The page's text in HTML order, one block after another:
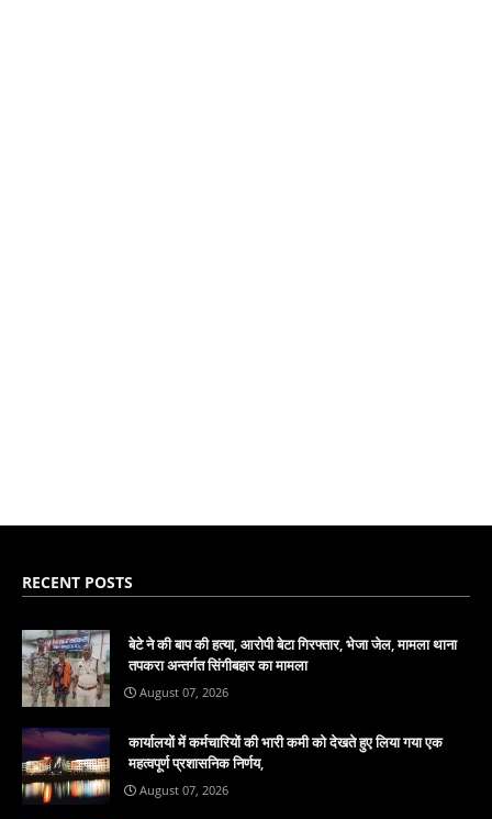
RECENT POSTS
बेटे ने की बाप की हत्या, आरोपी बेटा गिरफ्तार, भेजा जेल, मामला थाना
तपकरा अन्तर्गत सिंगीबहार का मामला
August 07, 2026
कार्यालयों में कर्मचारियों की भारी कमी को देखते हुए लिया गया एक
महत्वपूर्ण प्रशासनिक निर्णय,
August 07, 2026